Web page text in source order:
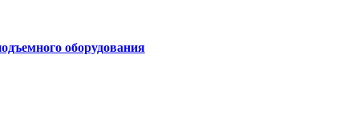
оборудования